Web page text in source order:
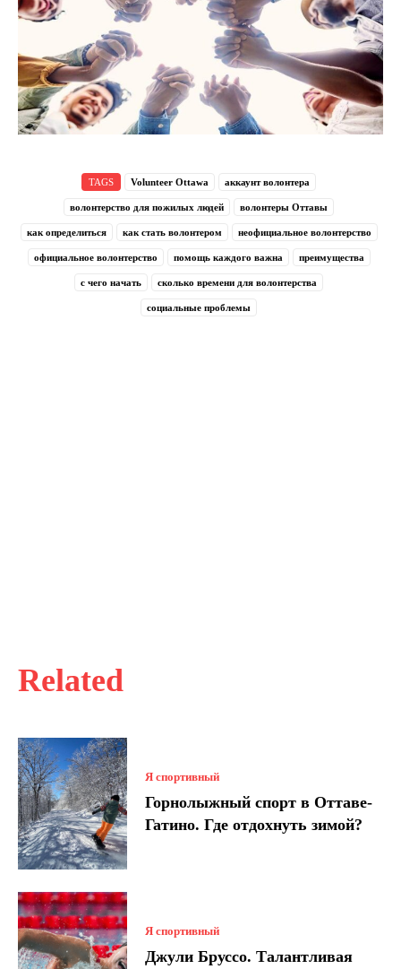
Related
Я спортивный
Горнолыжный спорт в Оттаве-
Гатино. Где отдохнуть зимой?
Я спортивный
Джули Бруссо. Талантливая
TAGS Volunteer Ottawa аккаунт волонтера
волонтерство для пожилых людей волонтеры Оттавы
как определиться как стать волонтером неофициальное волонтерство
официальное волонтерство помощь каждого важна преимущества
с чего начать сколько времени для волонтерства
социальные проблемы